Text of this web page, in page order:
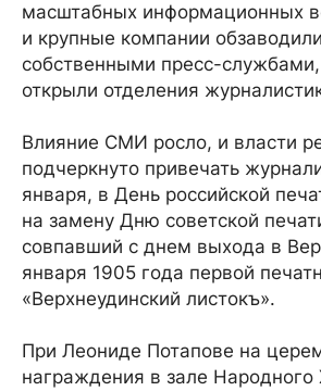
масштабных информационных
и крупные компании
собственными пресс-
открыли отделения
Влияние СМИ росло, и власти
подчеркнуто привечать
января, в День российской
на замену Дню советской
совпавший с днем выхода в
января 1905 года первой
«Верхнеудинский листокъ».
При Леониде Потапове на
награждения в зале Народного